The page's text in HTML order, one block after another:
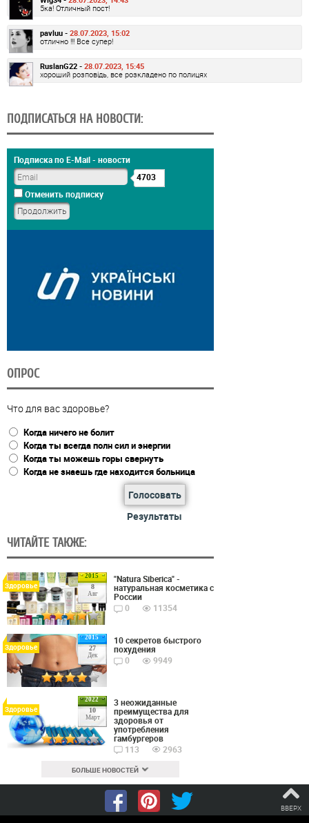
5ка! Отличный пост!
pavluu - 28.07.2023, 15:02
отлично !!! Все супер!
RuslanG22 - 28.07.2023, 15:45
хороший розповідь, все розкладено по полицях
ПОДПИСАТЬСЯ НА НОВОСТИ:
Подписка по E-Mail - новости
4703
Отменить подписку
ОПРОС
Что для вас здоровье?
Когда ничего не болит
Когда ты всегда полн сил и энергии
Когда ты можешь горы свернуть
Когда не знаешь где находится больница
Голосовать
Результаты
ЧИТАЙТЕ ТАКЖЕ:
2015
8
Авг
Здоровье
"Natura Siberica" -
натуральная косметика с
России
0
11354
2015
27
Дек
Здоровье
10 секретов быстрого
похудения
0
9949
2022
10
Март
Здоровье
3 неожиданные
преимущества для
здоровья от
употребления
гамбургеров
113
2963
БОЛЬШЕ НОВОСТЕЙ
ВВЕРХ